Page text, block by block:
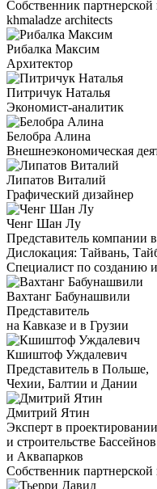
Собственник
khmaladze architects
Рибалка Максим
Архитектор
Питричук Наталья
Экономист-аналитик
Белобра Алина
Внешнеэкономическая
Липатов Виталий
Графический дизайнер
Ченг Шан Лу
Представитель компании
Дислокация: Тайвань,
Специалист по созданию
Вахтанг Бабунашвили
Представитель
на Кавказе и в Грузии
Кшиштоф Уждалевич
Представитель в Польше,
Чехии, Балтии и Дании
Дмитрий Ятин
Эксперт в проектировании
и строительстве Бассейнов
и Аквапарков
Собственник